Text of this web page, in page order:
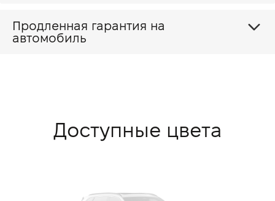
Продленная гарантия на
автомобиль
Доступные цвета